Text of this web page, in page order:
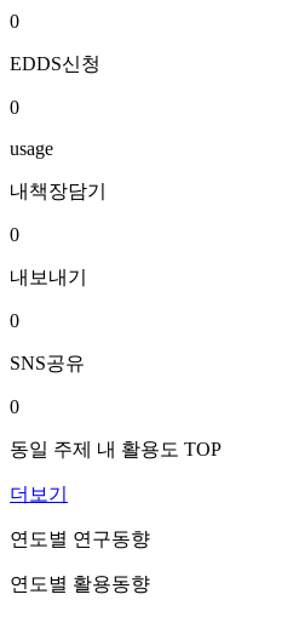
0
EDDS신청
0
usage
내책장담기
0
내보내기
0
SNS공유
0
동일 주제 내 활용도 TOP
더보기
연도별 연구동향
연도별 활용동향